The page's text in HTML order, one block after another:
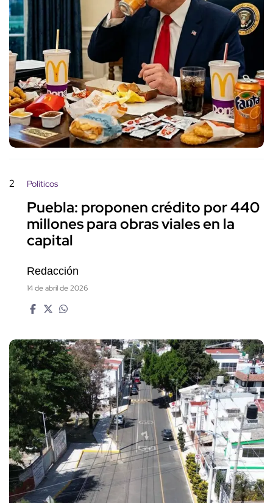
2 Políticos
Puebla: proponen crédito por 440
millones para obras viales en la
capital
Redacción
14 de abril de 2026